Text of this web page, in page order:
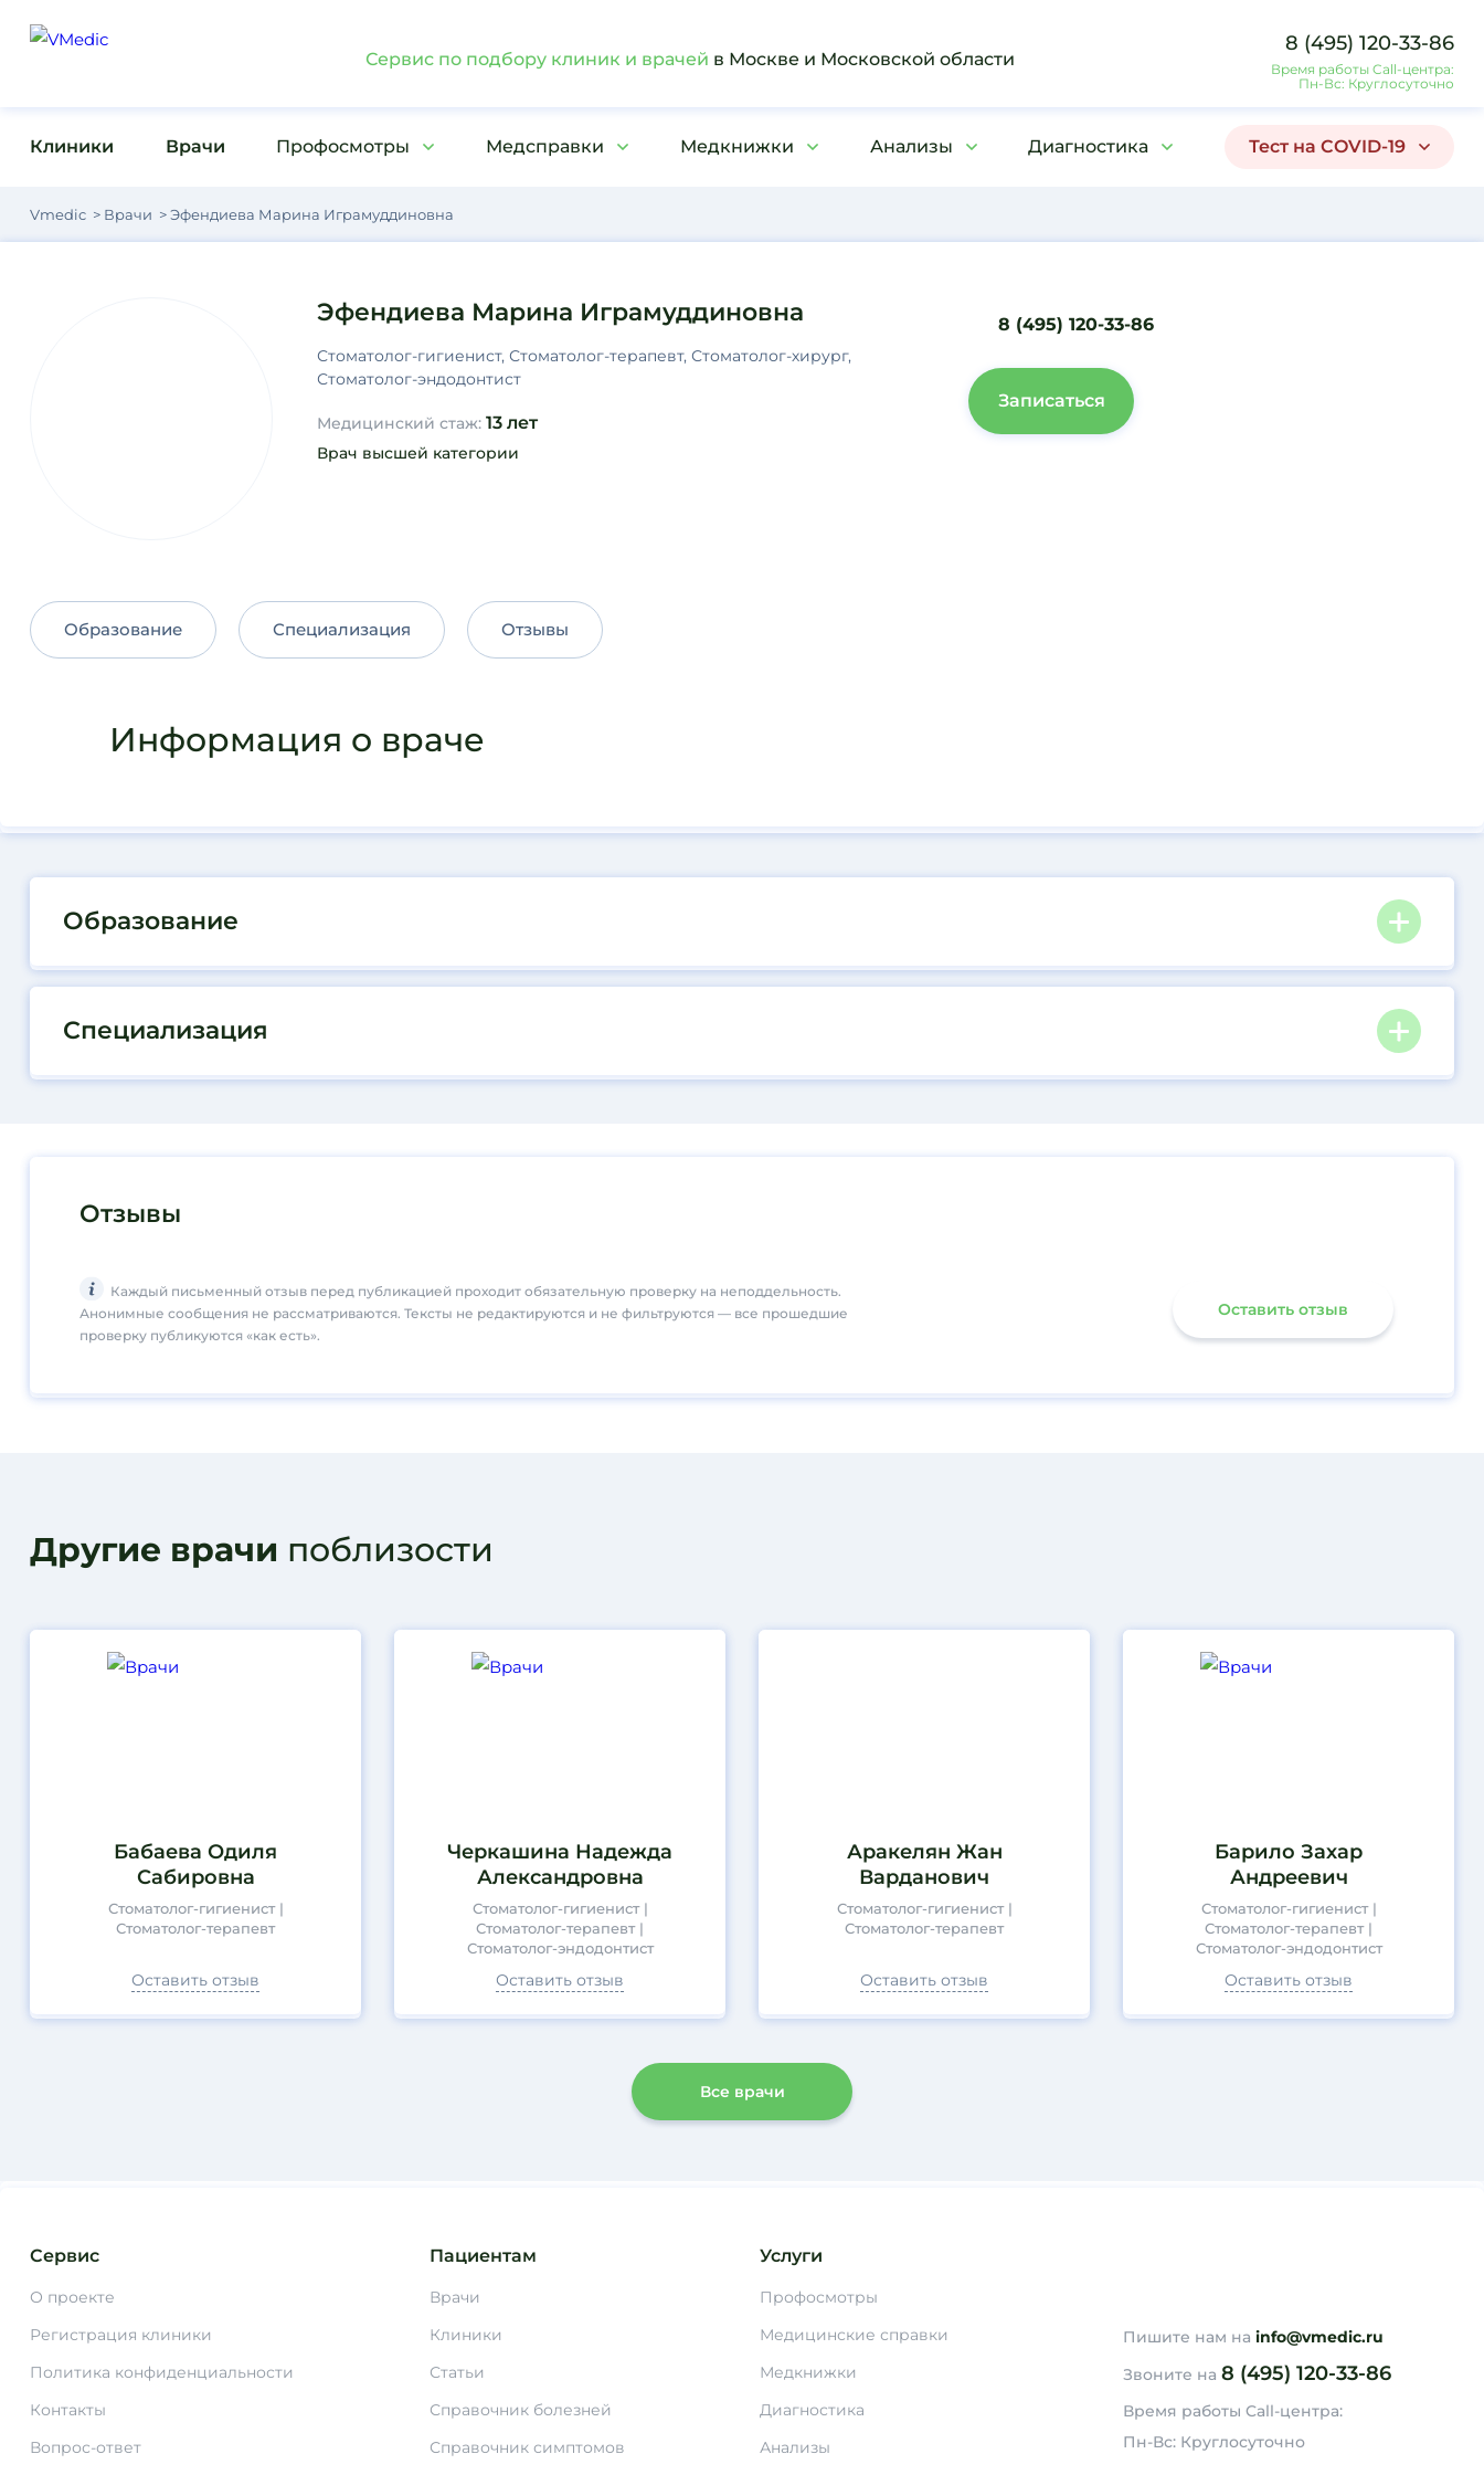
Сервис по подбору клиник и врачей в Москве и Московской области
8 (495) 120-33-86
Время работы Call-центра:
Пн-Вс: Круглосуточно
Клиники Врачи Профосмотры Медсправки Медкнижки Анализы Диагностика Тест на COVID-19
Vmedic Врачи Эфендиева Марина Играмуддиновна
Эфендиева Марина Играмуддиновна
Стоматолог-гигиенист, Стоматолог-терапевт, Стоматолог-хирург,
Стоматолог-эндодонтист
Медицинский стаж: 13 лет
Врач высшей категории
Образование Специализация Отзывы
Информация о враче
8 (495) 120-33-86
Записаться
Образование
Специализация
Отзывы
Каждый письменный отзыв перед публикацией проходит обязательную проверку на неподдельность.
Анонимные сообщения не рассматриваются. Тексты не редактируются и не фильтруются — все прошедшие
проверку публикуются «как есть».
Оставить отзыв
Другие врачи поблизости
Бабаева Одиля
Сабировна
Стоматолог-гигиенист |
Стоматолог-терапевт
Оставить отзыв
Черкашина Надежда
Александровна
Стоматолог-гигиенист |
Стоматолог-терапевт |
Стоматолог-эндодонтист
Оставить отзыв
Аракелян Жан
Варданович
Стоматолог-гигиенист |
Стоматолог-терапевт
Оставить отзыв
Барило Захар
Андреевич
Стоматолог-гигиенист |
Стоматолог-терапевт |
Стоматолог-эндодонтист
Оставить отзыв
Все врачи
Сервис
О проекте
Регистрация клиники
Политика конфиденциальности
Контакты
Вопрос-ответ
Пациентам
Врачи
Клиники
Статьи
Справочник болезней
Справочник симптомов
Услуги
Профосмотры
Медицинские справки
Медкнижки
Диагностика
Анализы
Пишите нам на info@vmedic.ru
Звоните на 8 (495) 120-33-86
Время работы Call-центра:
Пн-Вс: Круглосуточно